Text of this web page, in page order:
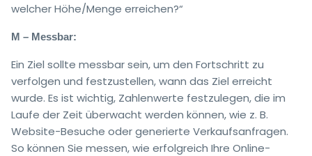
welcher Höhe/Menge erreichen?“
M – Messbar:
Ein Ziel sollte messbar sein, um den Fortschritt zu
verfolgen und festzustellen, wann das Ziel erreicht
wurde. Es ist wichtig, Zahlenwerte festzulegen, die im
Laufe der Zeit überwacht werden können, wie z. B.
Website-Besuche oder generierte Verkaufsanfragen.
So können Sie messen, wie erfolgreich Ihre Online-